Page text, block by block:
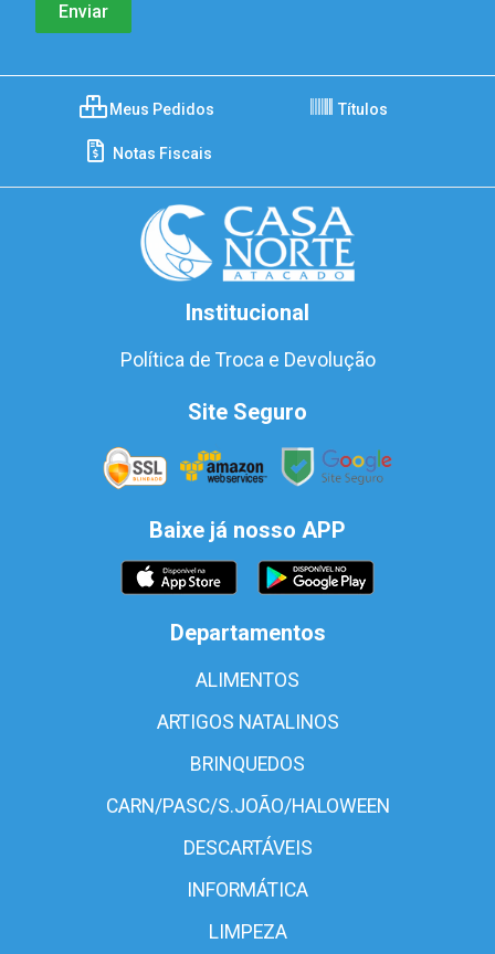
Meus Pedidos Títulos
Notas Fiscais
Institucional
Política de Troca e Devolução
Site Seguro
Baixe já nosso APP
Departamentos
ALIMENTOS
ARTIGOS NATALINOS
BRINQUEDOS
CARN/PASC/S.JOÃO/HALOWEEN
DESCARTÁVEIS
INFORMÁTICA
LIMPEZA